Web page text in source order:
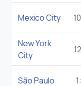
Mexico City
New York
City
São Paulo